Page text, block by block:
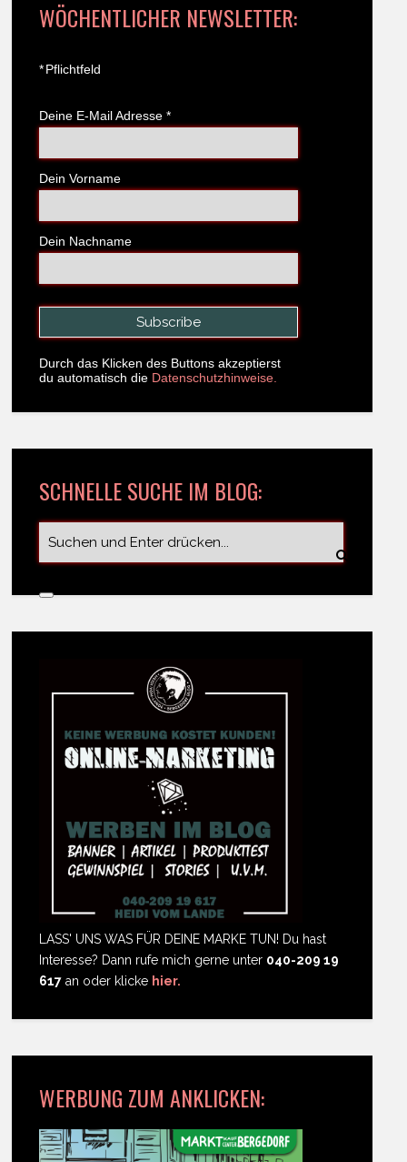
WÖCHENTLICHER NEWSLETTER:
*Pflichtfeld
Deine E-Mail Adresse *
Dein Vorname
Dein Nachname
Durch das Klicken des Buttons akzeptierst
du automatisch die Datenschutzhinweise.
SCHNELLE SUCHE IM BLOG:
LASS' UNS WAS FÜR DEINE MARKE TUN! Du hast
Interesse? Dann rufe mich gerne unter 040-209 19
617 an oder klicke hier.
WERBUNG ZUM ANKLICKEN: